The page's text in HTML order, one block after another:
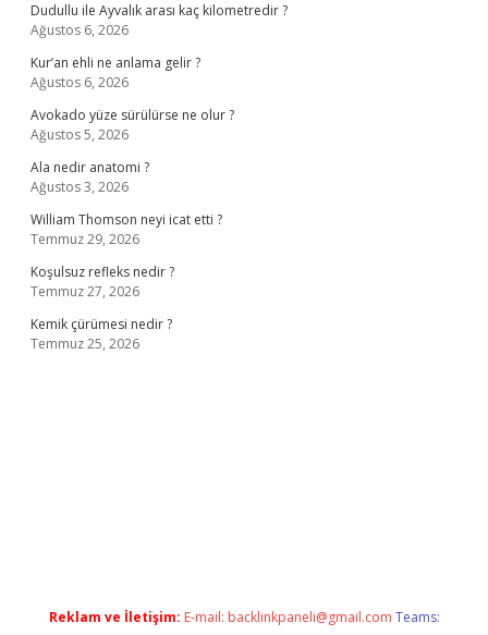
Dudullu ile Ayvalık arası kaç kilometredir ?
Ağustos 6, 2026
Kur’an ehli ne anlama gelir ?
Ağustos 6, 2026
Avokado yüze sürülürse ne olur ?
Ağustos 5, 2026
Ala nedir anatomi ?
Ağustos 3, 2026
William Thomson neyi icat etti ?
Temmuz 29, 2026
Koşulsuz refleks nedir ?
Temmuz 27, 2026
Kemik çürümesi nedir ?
Temmuz 25, 2026
Reklam ve İletişim: E-mail: backlinkpaneli@gmail.com Teams: